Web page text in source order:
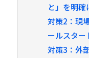
と」を明確
対策2：現
ールスター
対策3：外